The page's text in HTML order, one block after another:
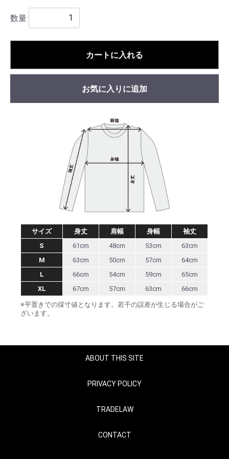
数量
カートに入れる
お気に入りに追加
※平置きでの採寸値となります。若干の誤差が生じる場合がご
ざいます。
サイズ 身丈 肩幅 身幅
袖丈
S
61cm 48cm 53cm
63cm
M
63cm 50cm 57cm
64cm
L
66cm 54cm 59cm
65cm
XL
67cm 57cm 63cm 66cm
ABOUT THIS SITE
PRIVACY POLICY
TRADELAW
CONTACT